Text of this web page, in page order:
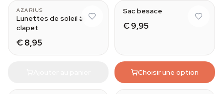
AZARIUS
Lunettes de soleil à
clapet
€ 8,95
Sac besace
€ 9,95
Choisir une option